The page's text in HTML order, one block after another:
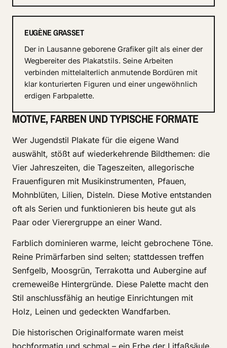
EUGÈNE GRASSET
Der in Lausanne geborene Grafiker gilt als einer der
Wegbereiter des Plakatstils. Seine Arbeiten
verbinden mittelalterlich anmutende Bordüren mit
klar konturierten Figuren und einer ungewöhnlich
erdigen Farbpalette.
MOTIVE, FARBEN UND TYPISCHE FORMATE
Wer Jugendstil Plakate für die eigene Wand
auswählt, stößt auf wiederkehrende Bildthemen: die
Vier Jahreszeiten, die Tageszeiten, allegorische
Frauenfiguren mit Musikinstrumenten, Pfauen,
Mohnblüten, Lilien, Disteln. Diese Motive entstanden
oft als Serien und funktionieren bis heute gut als
Paar oder Vierergruppe an einer Wand.
Farblich dominieren warme, leicht gebrochene Töne.
Reine Primärfarben sind selten; stattdessen treffen
Senfgelb, Moosgrün, Terrakotta und Aubergine auf
cremeweiße Hintergründe. Diese Palette macht den
Stil anschlussfähig an heutige Einrichtungen mit
Holz, Leinen und gedeckten Wandfarben.
Die historischen Originalformate waren meist